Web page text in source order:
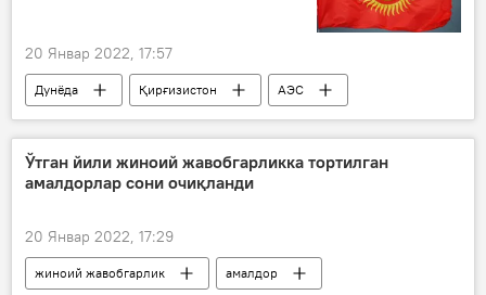
20 Январ 2022, 17:57
Дунёда Қирғизистон
АЭС
Россия
Ўтган йили жиноий жавобгарликка тортилган
амалдорлар сони очиқланди
20 Январ 2022, 17:29
жиноий жавобгарлик
амалдор